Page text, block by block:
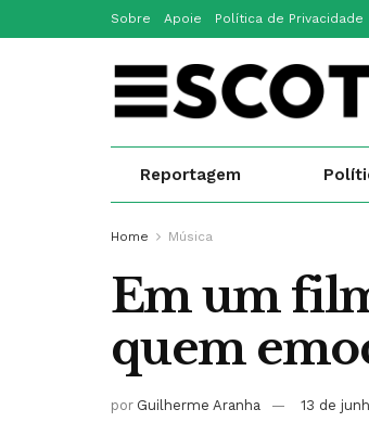
Sobre Apoie Política de Privacidade
Reportagem
Home Música
Em um
quem
por Guilherme Aranha 13 de